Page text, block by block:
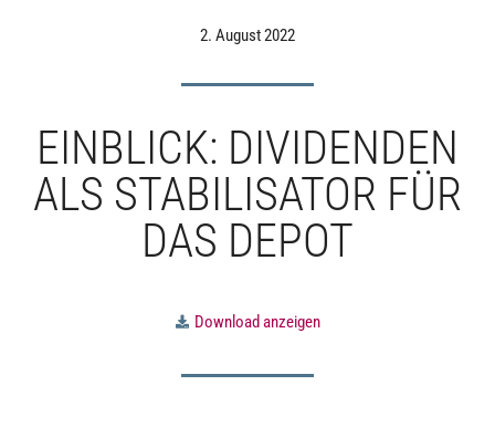
2. August 2022
EINBLICK: DIVIDENDEN
ALS STABILISATOR FÜR
DAS DEPOT
Download anzeigen